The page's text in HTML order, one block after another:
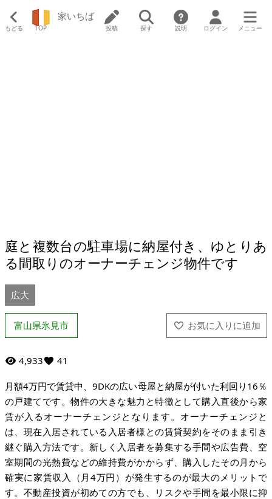
もどる TOP
家いちば
投稿 探す 説明 ログイン メニュー
庭と複数台の駐車場に納屋付き、ゆとりあ
る間取りのオーナーチェンジ物件です
広大
富山県氷見市
4,933 41
月額4万円で賃貸中、9DKの広い母屋と納屋が付いた利回り16％
の戸建てです。物件の大きな魅力と特徴として購入直後から家
賃が入るオーナーチェンジとなります。オーナーチェンジと
は、現在入居されている入居者様との賃貸契約をそのまま引き
継ぐ購入方法です。新しく入居者を募集する手間や広告費、空
室期間の光熱費などの維持費がかからず、購入したその月から
確実に家賃収入（月4万円）が発生するのが最大のメリットで
す。不動産投資が初めての方でも、リスクや手間を最小限に抑